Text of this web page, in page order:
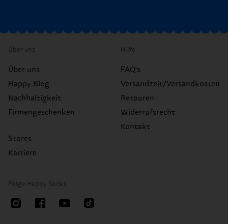
Über uns
Über uns
Happy Blog
Nachhaltigkeit
Firmengeschenken
Stores
Karriere
Hilfe
FAQ's
Versandzeit/Versandkosten
Retouren
Widerrufsrecht
Kontakt
Folge Happy Socks